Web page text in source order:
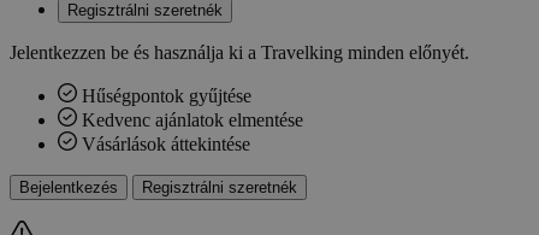
Regisztrálni szeretnék
Jelentkezzen be és használja ki a Travelking minden előnyét.
Hűségpontok gyűjtése
Kedvenc ajánlatok elmentése
Vásárlások áttekintése
Bejelentkezés Regisztrálni szeretnék